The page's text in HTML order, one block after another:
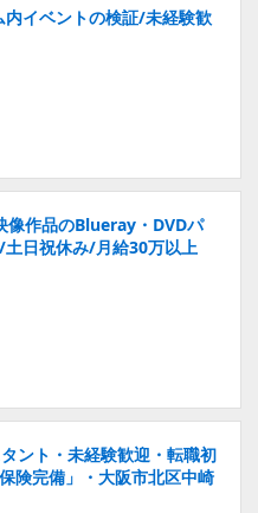
イベントの検証/未経験歓
像作品のBlueray・DVDパ
日祝休み/月給30万以上
ント・未経験歓迎・転職初
険完備」・大阪市北区中崎